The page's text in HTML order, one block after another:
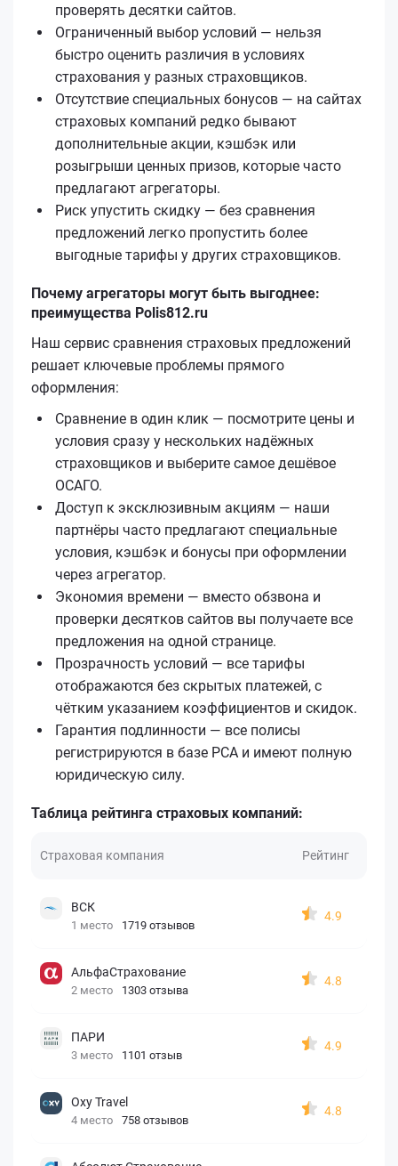
проверять десятки сайтов.
Ограниченный выбор условий — нельзя
быстро оценить различия в условиях
страхования у разных страховщиков.
Отсутствие специальных бонусов — на сайтах
страховых компаний редко бывают
дополнительные акции, кэшбэк или
розыгрыши ценных призов, которые часто
предлагают агрегаторы.
Риск упустить скидку — без сравнения
предложений легко пропустить более
выгодные тарифы у других страховщиков.
Почему агрегаторы могут быть выгоднее:
преимущества Polis812.ru
Наш сервис сравнения страховых предложений
решает ключевые проблемы прямого
оформления:
Сравнение в один клик — посмотрите цены и
условия сразу у нескольких надёжных
страховщиков и выберите самое дешёвое
ОСАГО.
Доступ к эксклюзивным акциям — наши
партнёры часто предлагают специальные
условия, кэшбэк и бонусы при оформлении
через агрегатор.
Экономия времени — вместо обзвона и
проверки десятков сайтов вы получаете все
предложения на одной странице.
Прозрачность условий — все тарифы
отображаются без скрытых платежей, с
чётким указанием коэффициентов и скидок.
Гарантия подлинности — все полисы
регистрируются в базе РСА и имеют полную
юридическую силу.
Таблица рейтинга страховых компаний:
Страховая компания Рейтинг
ВСК
1 место 1719 отзывов
4.9
АльфаСтрахование
2 место 1303 отзыва
4.8
ПАРИ
3 место 1101 отзыв
4.9
Oxy Travel
4 место 758 отзывов
4.8